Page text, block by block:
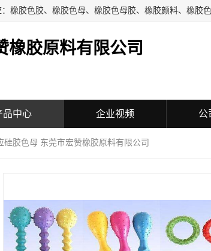
橡胶原料有限公司
品中心 企业视频 公
硅胶色母 东莞市宏赞橡胶原料有限公司